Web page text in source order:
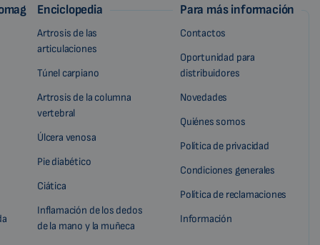
Enciclopedia
Artrosis de las
articulaciones
Túnel carpiano
Artrosis de la columna
vertebral
Úlcera venosa
Pie diabético
Ciática
Inflamación de los dedos
de la mano y la muñeca
Para más información
Contactos
Oportunidad para
distribuidores
Novedades
Quiénes somos
Política de privacidad
Condiciones generales
Política de reclamaciones
Información